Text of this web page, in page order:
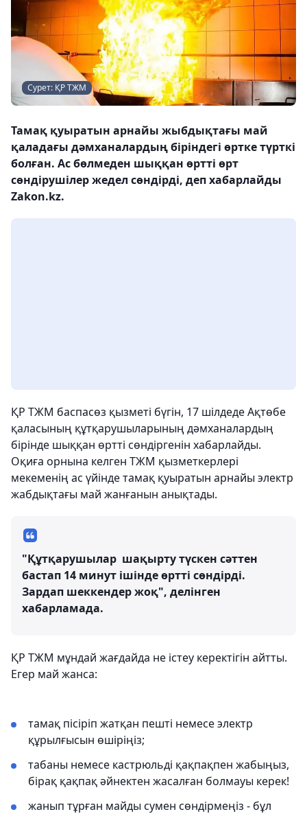
Сурет: ҚР ТЖМ
Тамақ қуыратын арнайы жыбдықтағы май
қаладағы дәмханалардың біріндегі өртке түрткі
болған. Ас бөлмеден шыққан өртті өрт
сөндірушілер жедел сөндірді, деп хабарлайды
Zakon.kz.
ҚР ТЖМ баспасөз қызметі бүгін, 17 шілдеде Ақтөбе
қаласының құтқарушыларының дәмханалардың
бірінде шыққан өртті сөндіргенін хабарлайды.
Оқиға орнына келген ТЖМ қызметкерлері
мекеменің ас үйінде тамақ қуыратын арнайы электр
жабдықтағы май жанғанын анықтады.
"Құтқарушылар шақырту түскен сәттен
бастап 14 минут ішінде өртті сөндірді.
Зардап шеккендер жоқ", делінген
хабарламада.
ҚР ТЖМ мұндай жағдайда не істеу керектігін айтты.
Егер май жанса:
тамақ пісіріп жатқан пешті немесе электр
құрылғысын өшіріңіз;
табаны немесе кастрюльді қақпақпен жабыңыз,
бірақ қақпақ әйнектен жасалған болмауы керек!
жанып тұрған майды сумен сөндірмеңіз - бұл